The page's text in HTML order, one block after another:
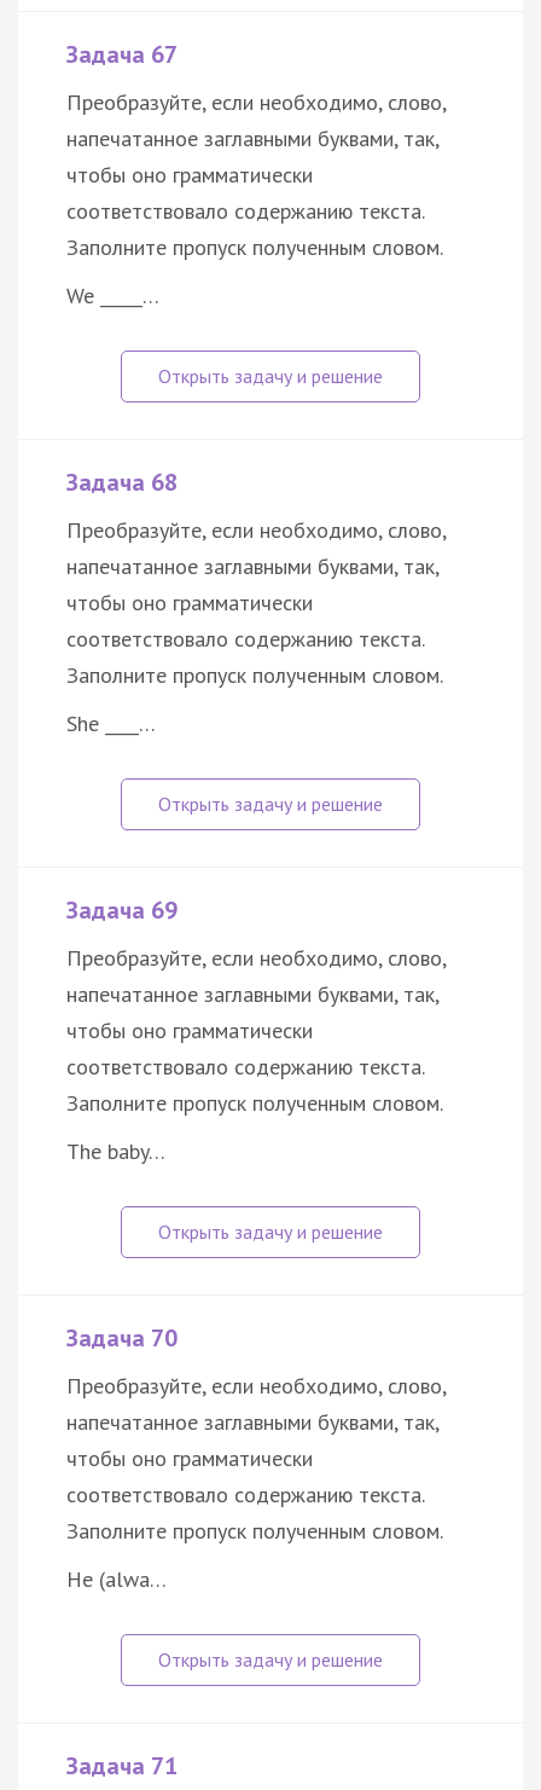
Задача 67
Преобразуйте, если необходимо, слово,
напечатанное заглавными буквами, так,
чтобы оно грамматически
соответствовало содержанию текста.
Заполните пропуск полученным словом.
We _____…
Задача 68
Преобразуйте, если необходимо, слово,
напечатанное заглавными буквами, так,
чтобы оно грамматически
соответствовало содержанию текста.
Заполните пропуск полученным словом.
She ____…
Задача 69
Преобразуйте, если необходимо, слово,
напечатанное заглавными буквами, так,
чтобы оно грамматически
соответствовало содержанию текста.
Заполните пропуск полученным словом.
The baby…
Задача 70
Преобразуйте, если необходимо, слово,
напечатанное заглавными буквами, так,
чтобы оно грамматически
соответствовало содержанию текста.
Заполните пропуск полученным словом.
He (alwa…
Задача 71